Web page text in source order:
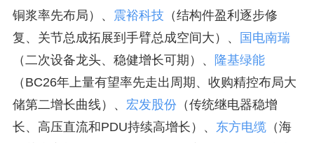
铜浆率先布局）、 震裕科技 （结构件盈利逐步修
复、关节总成拓展到手臂总成空间大）、
国电南瑞
（二次设备龙头、稳健增长可期）、
隆基绿能
（BC26年上量有望率先走出周期、收购精控布局大
储第二增长曲线）、 宏发股份（传统继电器稳增
长、高压直流和PDU持续高增长）、 东方电缆（海